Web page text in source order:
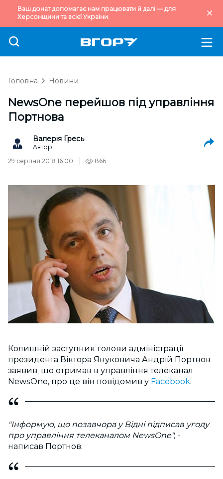
Ваш донат допомагає нам працювати й далі — для
Херсонщини та всієї України.
Головна Новини
NewsOne перейшов під управління
Портнова
Валерія Гресь
Автор
29 серпня 2018 16:00
866
Колишній заступник голови адміністрації
президента Віктора Януковича Андрій Портнов
заявив, що отримав в управління телеканал
NewsOne, про це він повідомив у Facebook.
"Інформую, що позавчора у Відні підписав угоду
про управління телеканалом NewsOne", -
написав Портнов.